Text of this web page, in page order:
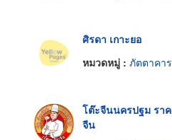
ศิรดา เกาะยอ
หมวดหมู่ : ภัตตาคาร
โต๊ะจีนนครปฐม ราค
จีน